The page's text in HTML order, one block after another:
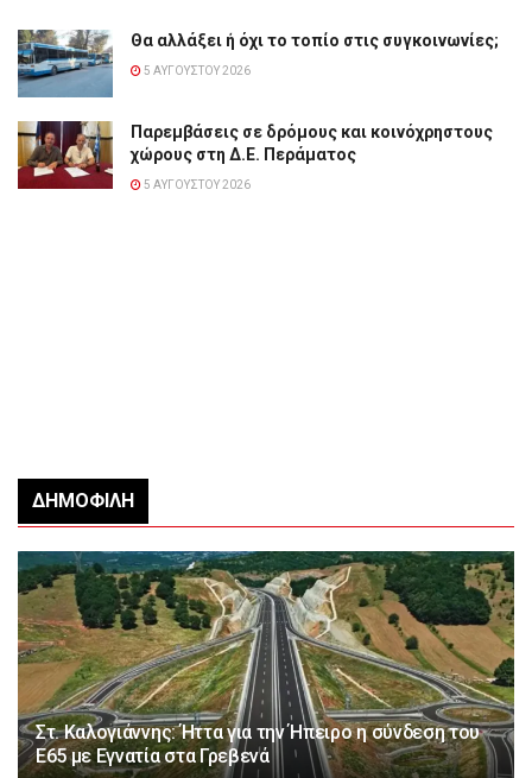
Θα αλλάξει ή όχι το τοπίο στις συγκοινωνίες;
5 ΑΥΓΟΎΣΤΟΥ 2026
Παρεμβάσεις σε δρόμους και κοινόχρηστους
χώρους στη Δ.Ε. Περάματος
5 ΑΥΓΟΎΣΤΟΥ 2026
ΔΗΜΟΦΙΛΉ
Στ. Καλογιάννης: Ήττα για την Ήπειρο η σύνδεση του
Ε65 με Εγνατία στα Γρεβενά